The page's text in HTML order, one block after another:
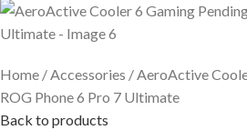
Home Accessories
AeroActive
ROG Phone 6 Pro 7 Ultimate
Back to products